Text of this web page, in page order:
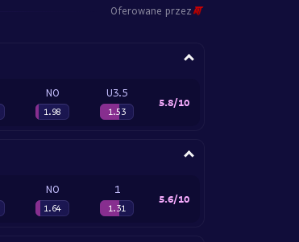
Oferowane przez
NO
1.98
U3.5
1.53
5.8/10
NO
1.64
1
1.31
5.6/10